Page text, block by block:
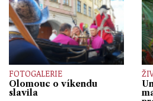
FOTOGALERIE
Olomouc o víkendu
slavila